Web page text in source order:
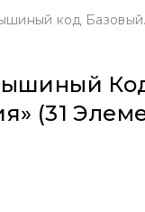
код
(31